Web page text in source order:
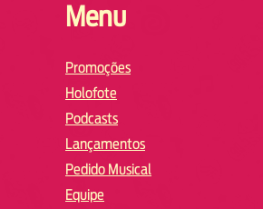
Menu
Promoções
Holofote
Podcasts
Lançamentos
Pedido Musical
Equipe